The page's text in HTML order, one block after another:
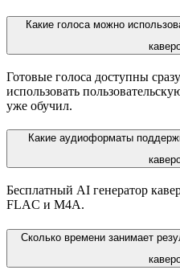
Какие голоса можно
Готовые голоса доступны
использовать
уже обучил.
Какие аудиоформаты
Бесплатный AI генератор
FLAC и M4A.
Сколько времени занимает